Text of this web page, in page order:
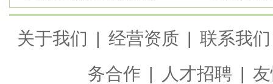
关于我们 | 经营资质 | 联系我们
务合作 | 人才招聘 |